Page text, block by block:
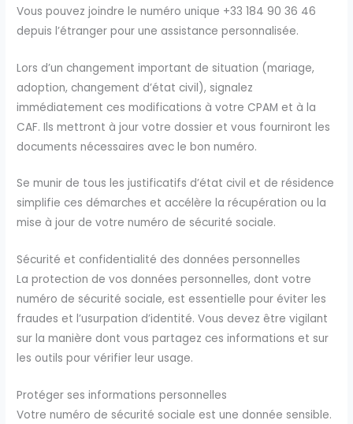
Vous pouvez joindre le numéro unique +33 184 90 36 46
depuis l’étranger pour une assistance personnalisée.
Lors d’un changement important de situation (mariage,
adoption, changement d’état civil), signalez
immédiatement ces modifications à votre CPAM et à la
CAF. Ils mettront à jour votre dossier et vous fourniront les
documents nécessaires avec le bon numéro.
Se munir de tous les justificatifs d’état civil et de résidence
simplifie ces démarches et accélère la récupération ou la
mise à jour de votre numéro de sécurité sociale.
Sécurité et confidentialité des données personnelles
La protection de vos données personnelles, dont votre
numéro de sécurité sociale, est essentielle pour éviter les
fraudes et l’usurpation d’identité. Vous devez être vigilant
sur la manière dont vous partagez ces informations et sur
les outils pour vérifier leur usage.
Protéger ses informations personnelles
Votre numéro de sécurité sociale est une donnée sensible.